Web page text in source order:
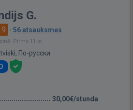
G.
· 56 atsauksmes
Pirms 11 st.
По-русски
30,00€/stunda